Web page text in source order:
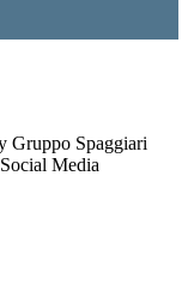
Gruppo Spaggiari
Media